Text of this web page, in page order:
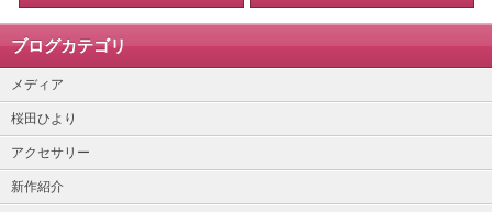
ブログカテゴリ
メディア
桜田ひより
アクセサリー
新作紹介